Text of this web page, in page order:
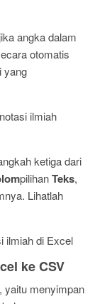
angka dalam
otomatis
yang
ketiga dari
pilihanTeks,
Lihatlah
ke CSV
yaitu menyimpan